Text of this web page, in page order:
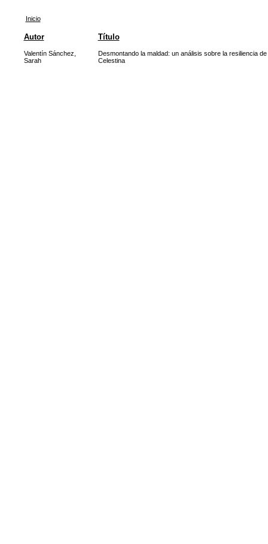
Inicio
Autor Título
Valentín Sánchez,
Sarah
Desmontando la maldad: un análisis sobre la resiliencia de
Celestina